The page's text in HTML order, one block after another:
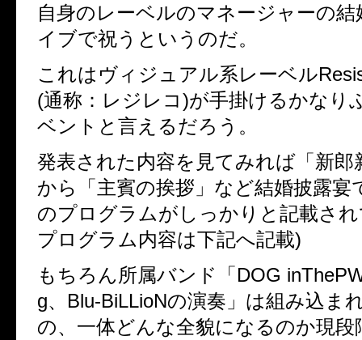
自身のレーベルのマネージャーの結
イブで祝うというのだ。
これはヴィジュアル系レーベル
(通称：レジレコ)が手掛けるかなり
ベントと言えるだろう。
発表された内容を見てみれば「新郎
から「主賓の挨拶」など結婚披露宴
のプログラムがしっかりと記載さ
プログラム内容は下記へ記載)
もちろん所属バンド「DOG
g、 Blu-BiLLioNの演奏」は組み込ま
の、一体どんな全貌になるのか現段